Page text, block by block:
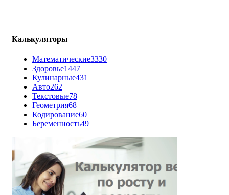
Калькуляторы
Математические3330
Здоровье1447
Кулинарные431
Авто262
Текстовые78
Геометрия68
Кодирование60
Беременность49